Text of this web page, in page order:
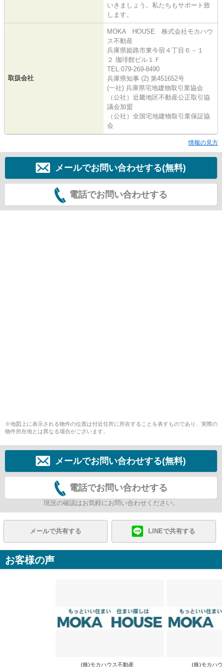
いきましょう。私たちもサポート致
します。
取扱会社
MOKA HOUSE 株式会社モカハウ
ス不動産
兵庫県姫路市東今宿４丁目６－１
２ 珈琲館ビル１Ｆ
TEL:079-269-8490
兵庫県知事 (2) 第451652号
(一社) 兵庫県宅地建物取引業協会
（公社）近畿地区不動産公正取引協
議会加盟
（公社）全国宅地建物取引業保証協
会
情報の見方
メールでお問い合わせする(無料)
電話でお問い合わせする
※地図上に表示される物件の位置は付近住所に所在することを表すものであり、実際の
物件所在地とは異なる場合がございます。
メールでお問い合わせする(無料)
電話でお問い合わせする
現況の確認はお気軽にお問い合わせください。
メールで共有する LINEで共有する
お客様の声
(株)モカハウス不動産 (株)モカハ